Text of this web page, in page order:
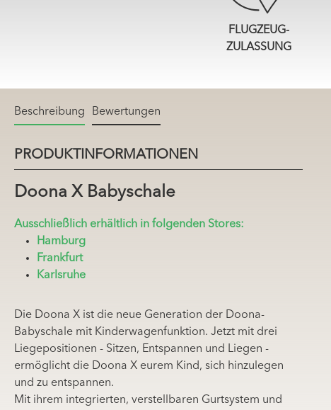
FLUGZEUG-
ZULASSUNG
Beschreibung Bewertungen
PRODUKTINFORMATIONEN
Doona X Babyschale
Ausschließlich erhältlich in folgenden Stores:
Hamburg
Frankfurt
Karlsruhe
Die Doona X ist die neue Generation der Doona-
Babyschale mit Kinderwagenfunktion. Jetzt mit drei
Liegepositionen - Sitzen, Entspannen und Liegen -
ermöglicht die Doona X eurem Kind, sich hinzulegen
und zu entspannen.
Mit ihrem integrierten, verstellbaren Gurtsystem und